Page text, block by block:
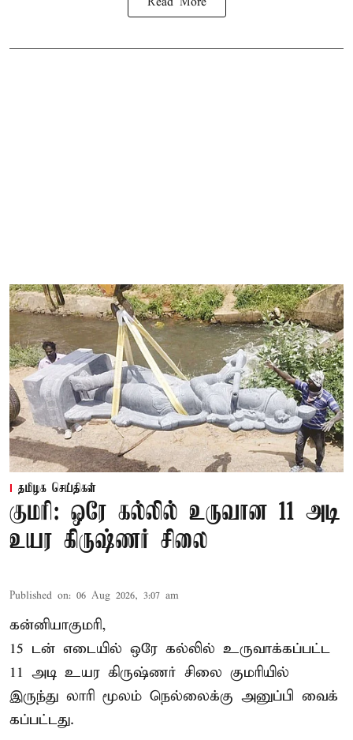
தமிழக செய்திகள்
குமரி: ஒரே கல்லில் உருவான 11 அடி
உயர கிருஷ்ணர் சிலை
Published on: 06 Aug 2026, 3:07 am
கன்னியாகுமரி,
15 டன் எடையில் ஒரே கல்லில் உருவாக்கப்பட்ட
11 அடி உயர கிருஷ்ணர் சிலை குமரியில்
இருந்து லாரி மூலம் நெல்லைக்கு அனுப்பி வைக்
கப்பட்டது.